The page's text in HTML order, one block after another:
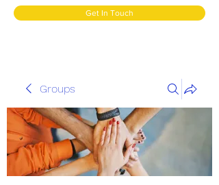
Get In Touch
Groups